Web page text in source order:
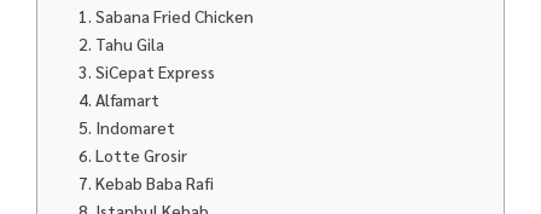
1. Sabana Fried Chicken
2. Tahu Gila
3. SiCepat Express
4. Alfamart
5. Indomaret
6. Lotte Grosir
7. Kebab Baba Rafi